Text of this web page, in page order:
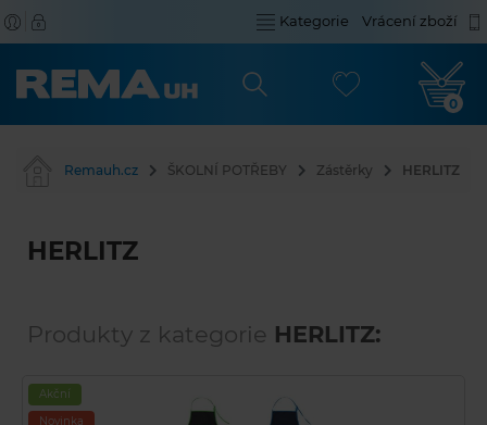
Kategorie Vrácení zboží
0
Remauh.cz ŠKOLNÍ POTŘEBY Zástěrky HERLITZ
HERLITZ
Produkty z kategorie HERLITZ:
Akční
Novinka